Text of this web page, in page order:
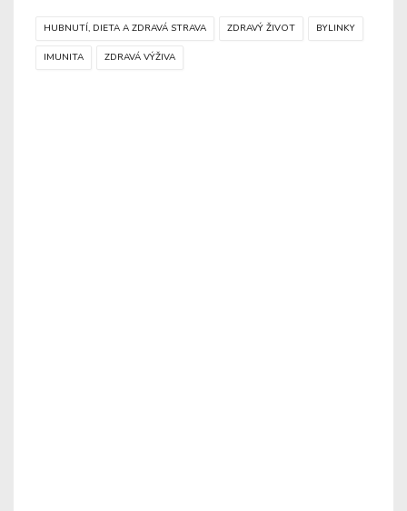
HUBNUTÍ, DIETA A ZDRAVÁ STRAVA ZDRAVÝ ŽIVOT BYLINKY
IMUNITA ZDRAVÁ VÝŽIVA